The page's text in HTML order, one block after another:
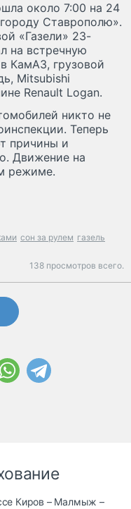
около 7:00 на 24
Ставрополю».
«Газели» 23-
на встречную
КамАЗ, грузовой
Mitsubishi
Renault Logan.
никто не
Теперь
причины и
Движение на
режиме.
сон за рулем газель
138 просмотров всего.
Киров – Малмыж –